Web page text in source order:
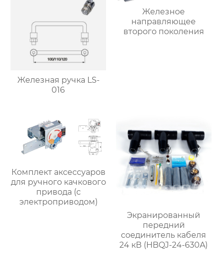
Железная ручка LS-
016
Железное
направляющее
второго поколения
Комплект аксессуаров
для ручного качкового
привода (с
электроприводом)
Экранированный
передний
соединитель кабеля
24 кВ (HBQJ-24-630A)